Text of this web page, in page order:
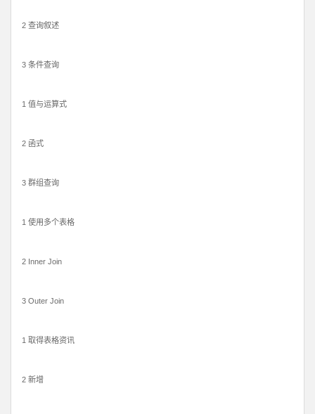
2 查询叙述
3 条件查询
1 值与运算式
2 函式
3 群组查询
1 使用多个表格
2 Inner Join
3 Outer Join
1 取得表格资讯
2 新增